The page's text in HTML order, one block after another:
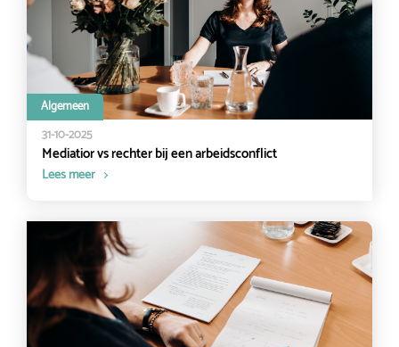
Algemeen
31-10-2025
Mediatior vs rechter bij een arbeidsconflict
Lees meer